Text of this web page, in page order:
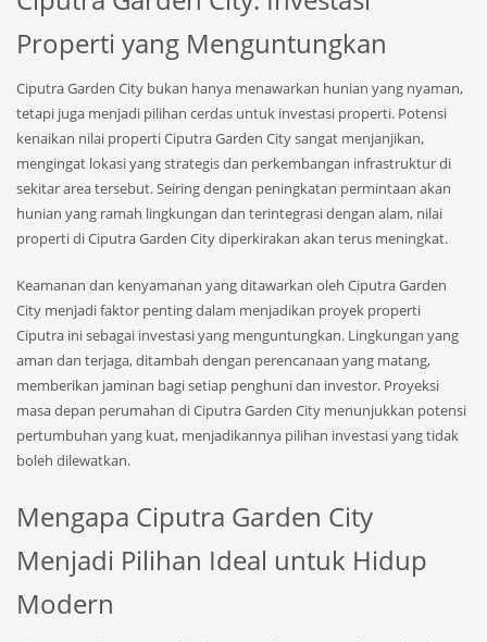
Properti yang Menguntungkan
Ciputra Garden City bukan hanya menawarkan hunian yang nyaman,
tetapi juga menjadi pilihan cerdas untuk investasi properti. Potensi
kenaikan nilai properti Ciputra Garden City sangat menjanjikan,
mengingat lokasi yang strategis dan perkembangan infrastruktur di
sekitar area tersebut. Seiring dengan peningkatan permintaan akan
hunian yang ramah lingkungan dan terintegrasi dengan alam, nilai
properti di Ciputra Garden City diperkirakan akan terus meningkat.
Keamanan dan kenyamanan yang ditawarkan oleh Ciputra Garden
City menjadi faktor penting dalam menjadikan proyek properti
Ciputra ini sebagai investasi yang menguntungkan. Lingkungan yang
aman dan terjaga, ditambah dengan perencanaan yang matang,
memberikan jaminan bagi setiap penghuni dan investor. Proyeksi
masa depan perumahan di Ciputra Garden City menunjukkan potensi
pertumbuhan yang kuat, menjadikannya pilihan investasi yang tidak
boleh dilewatkan.
Mengapa Ciputra Garden City
Menjadi Pilihan Ideal untuk Hidup
Modern